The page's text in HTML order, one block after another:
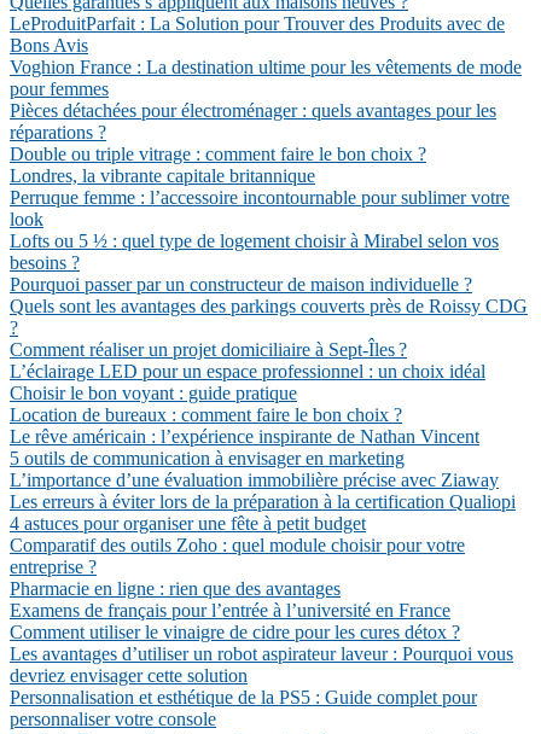
LeProduitParfait : La Solution pour Trouver des Produits avec de
Bons Avis
Voghion France : La destination ultime pour les vêtements de mode
pour femmes
Pièces détachées pour électroménager : quels avantages pour les
réparations ?
Double ou triple vitrage : comment faire le bon choix ?
Londres, la vibrante capitale britannique
Perruque femme : l’accessoire incontournable pour sublimer votre
look
Lofts ou 5 ½ : quel type de logement choisir à Mirabel selon vos
besoins ?
Pourquoi passer par un constructeur de maison individuelle ?
Quels sont les avantages des parkings couverts près de Roissy CDG
?
Comment réaliser un projet domiciliaire à Sept-Îles ?
L’éclairage LED pour un espace professionnel : un choix idéal
Choisir le bon voyant : guide pratique
Location de bureaux : comment faire le bon choix ?
Le rêve américain : l’expérience inspirante de Nathan Vincent
5 outils de communication à envisager en marketing
L’importance d’une évaluation immobilière précise avec Ziaway
Les erreurs à éviter lors de la préparation à la certification Qualiopi
4 astuces pour organiser une fête à petit budget
Comparatif des outils Zoho : quel module choisir pour votre
entreprise ?
Pharmacie en ligne : rien que des avantages
Examens de français pour l’entrée à l’université en France
Comment utiliser le vinaigre de cidre pour les cures détox ?
Les avantages d’utiliser un robot aspirateur laveur : Pourquoi vous
devriez envisager cette solution
Personnalisation et esthétique de la PS5 : Guide complet pour
personnaliser votre console